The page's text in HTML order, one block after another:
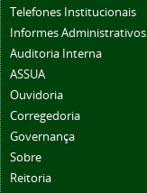
Telefones Institucionais
Informes Administrativos
Auditoria Interna
ASSUA
Ouvidoria
Corregedoria
Governança
Sobre
Reitoria